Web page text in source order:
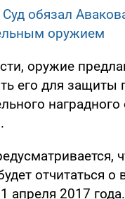
Суд обязал
оружием
оружие
его для защиты
отчитаться
апреля 2017 года.